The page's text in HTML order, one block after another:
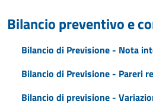
Bilancio preventivo e
Bilancio di Previsione - Nota
Bilancio di Previsione - Pareri
Bilancio di previsione -